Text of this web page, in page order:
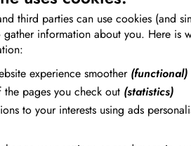
third parties can use cookies (and
information about you. Here is
experience smoother (functional)
the pages you check out (statistics)
to your interests using ads